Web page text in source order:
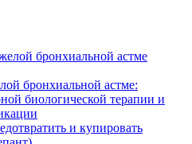
бронхиальной астме:
биологической терапии и